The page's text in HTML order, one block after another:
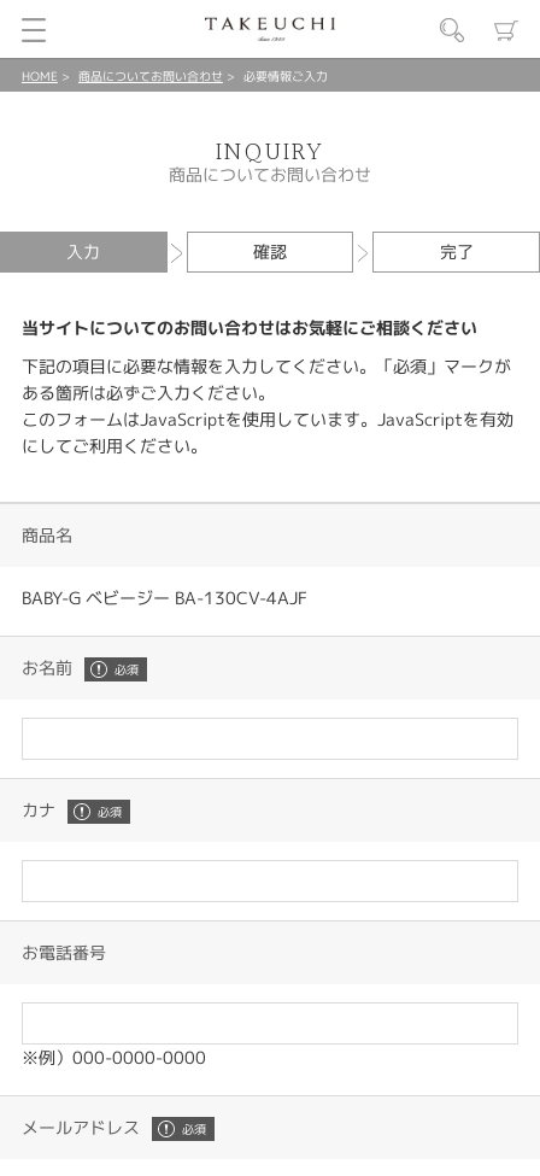
HOME 商品についてお問い合わせ 必要情報ご入力
INQUIRY
商品についてお問い合わせ
入力 確認 完了
当サイトについてのお問い合わせはお気軽にご相談ください
下記の項目に必要な情報を入力してください。「必須」マークが
ある箇所は必ずご入力ください。
このフォームはJavaScriptを使用しています。JavaScriptを有効
にしてご利用ください。
商品名
BABY-G ベビージー BA-130CV-4AJF
お名前
カナ
お電話番号
※例）000-0000-0000
メールアドレス